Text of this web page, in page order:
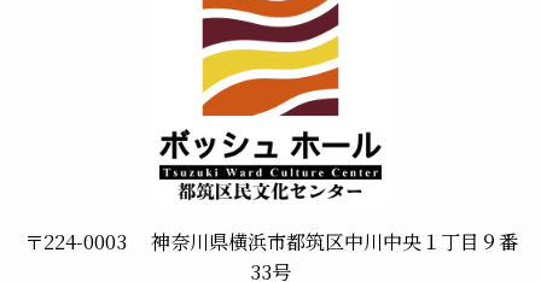
〒224-0003 神奈川県横浜市都筑区中川中央１丁目９番
33号